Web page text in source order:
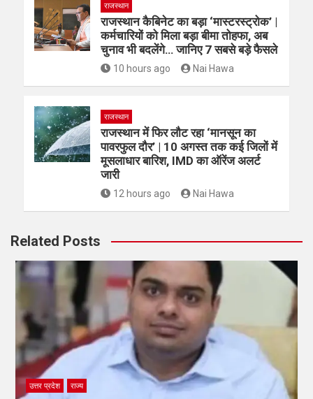
राजस्थान
राजस्थान कैबिनेट का बड़ा ‘मास्टरस्ट्रोक’ |
कर्मचारियों को मिला बड़ा बीमा तोहफा, अब
चुनाव भी बदलेंगे… जानिए 7 सबसे बड़े फैसले
10 hours ago Nai Hawa
राजस्थान
राजस्थान में फिर लौट रहा ‘मानसून का
पावरफुल दौर’ | 10 अगस्त तक कई जिलों में
मूसलाधार बारिश, IMD का ऑरेंज अलर्ट
जारी
12 hours ago Nai Hawa
Related Posts
उत्तर प्रदेश राज्य